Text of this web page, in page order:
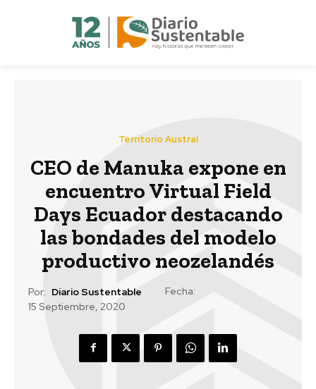
Territorio Austral
CEO de Manuka expone en
encuentro Virtual Field
Days Ecuador destacando
las bondades del modelo
productivo neozelandés
Por: Diario Sustentable
Fecha:
15 Septiembre, 2020